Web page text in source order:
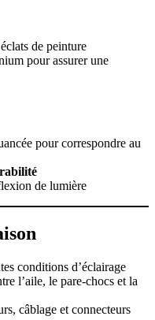
de peinture
pour assurer une
pour correspondre au
de lumière
conditions d’éclairage
l’aile, le pare-chocs et la
câblage et connecteurs